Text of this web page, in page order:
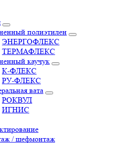
полиэтилен
ЭНЕРГОФЛЕКС
ТЕРМАФЛЕКС
каучук
К-ФЛЕКС
РУ-ФЛЕКС
вата
РОКВУЛ
ИГНИС
/ шефмонтаж